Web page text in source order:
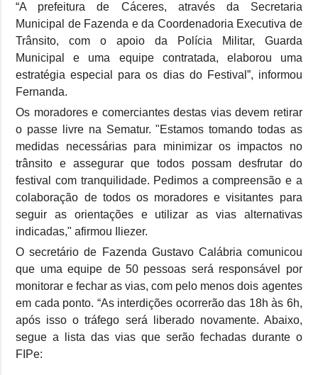
“A prefeitura de Cáceres, através da Secretaria
Municipal de Fazenda e da Coordenadoria Executiva de
Trânsito, com o apoio da Polícia Militar, Guarda
Municipal e uma equipe contratada, elaborou uma
estratégia especial para os dias do Festival”, informou
Fernanda.
Os moradores e comerciantes destas vias devem retirar
o passe livre na Sematur. "Estamos tomando todas as
medidas necessárias para minimizar os impactos no
trânsito e assegurar que todos possam desfrutar do
festival com tranquilidade. Pedimos a compreensão e a
colaboração de todos os moradores e visitantes para
seguir as orientações e utilizar as vias alternativas
indicadas," afirmou Iliezer.
O secretário de Fazenda Gustavo Calábria comunicou
que uma equipe de 50 pessoas será responsável por
monitorar e fechar as vias, com pelo menos dois agentes
em cada ponto. “As interdições ocorrerão das 18h às 6h,
após isso o tráfego será liberado novamente. Abaixo,
segue a lista das vias que serão fechadas durante o
FIPe: